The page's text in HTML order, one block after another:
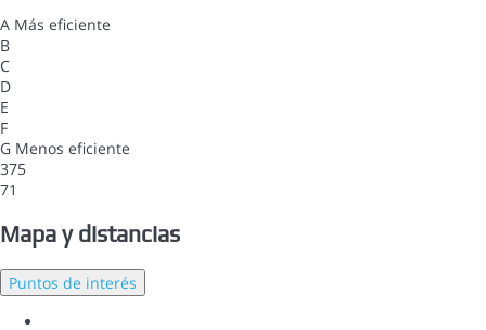
A Más eficiente
B
C
D
E
F
G Menos eficiente
375
71
Mapa y distancias
Puntos de interés